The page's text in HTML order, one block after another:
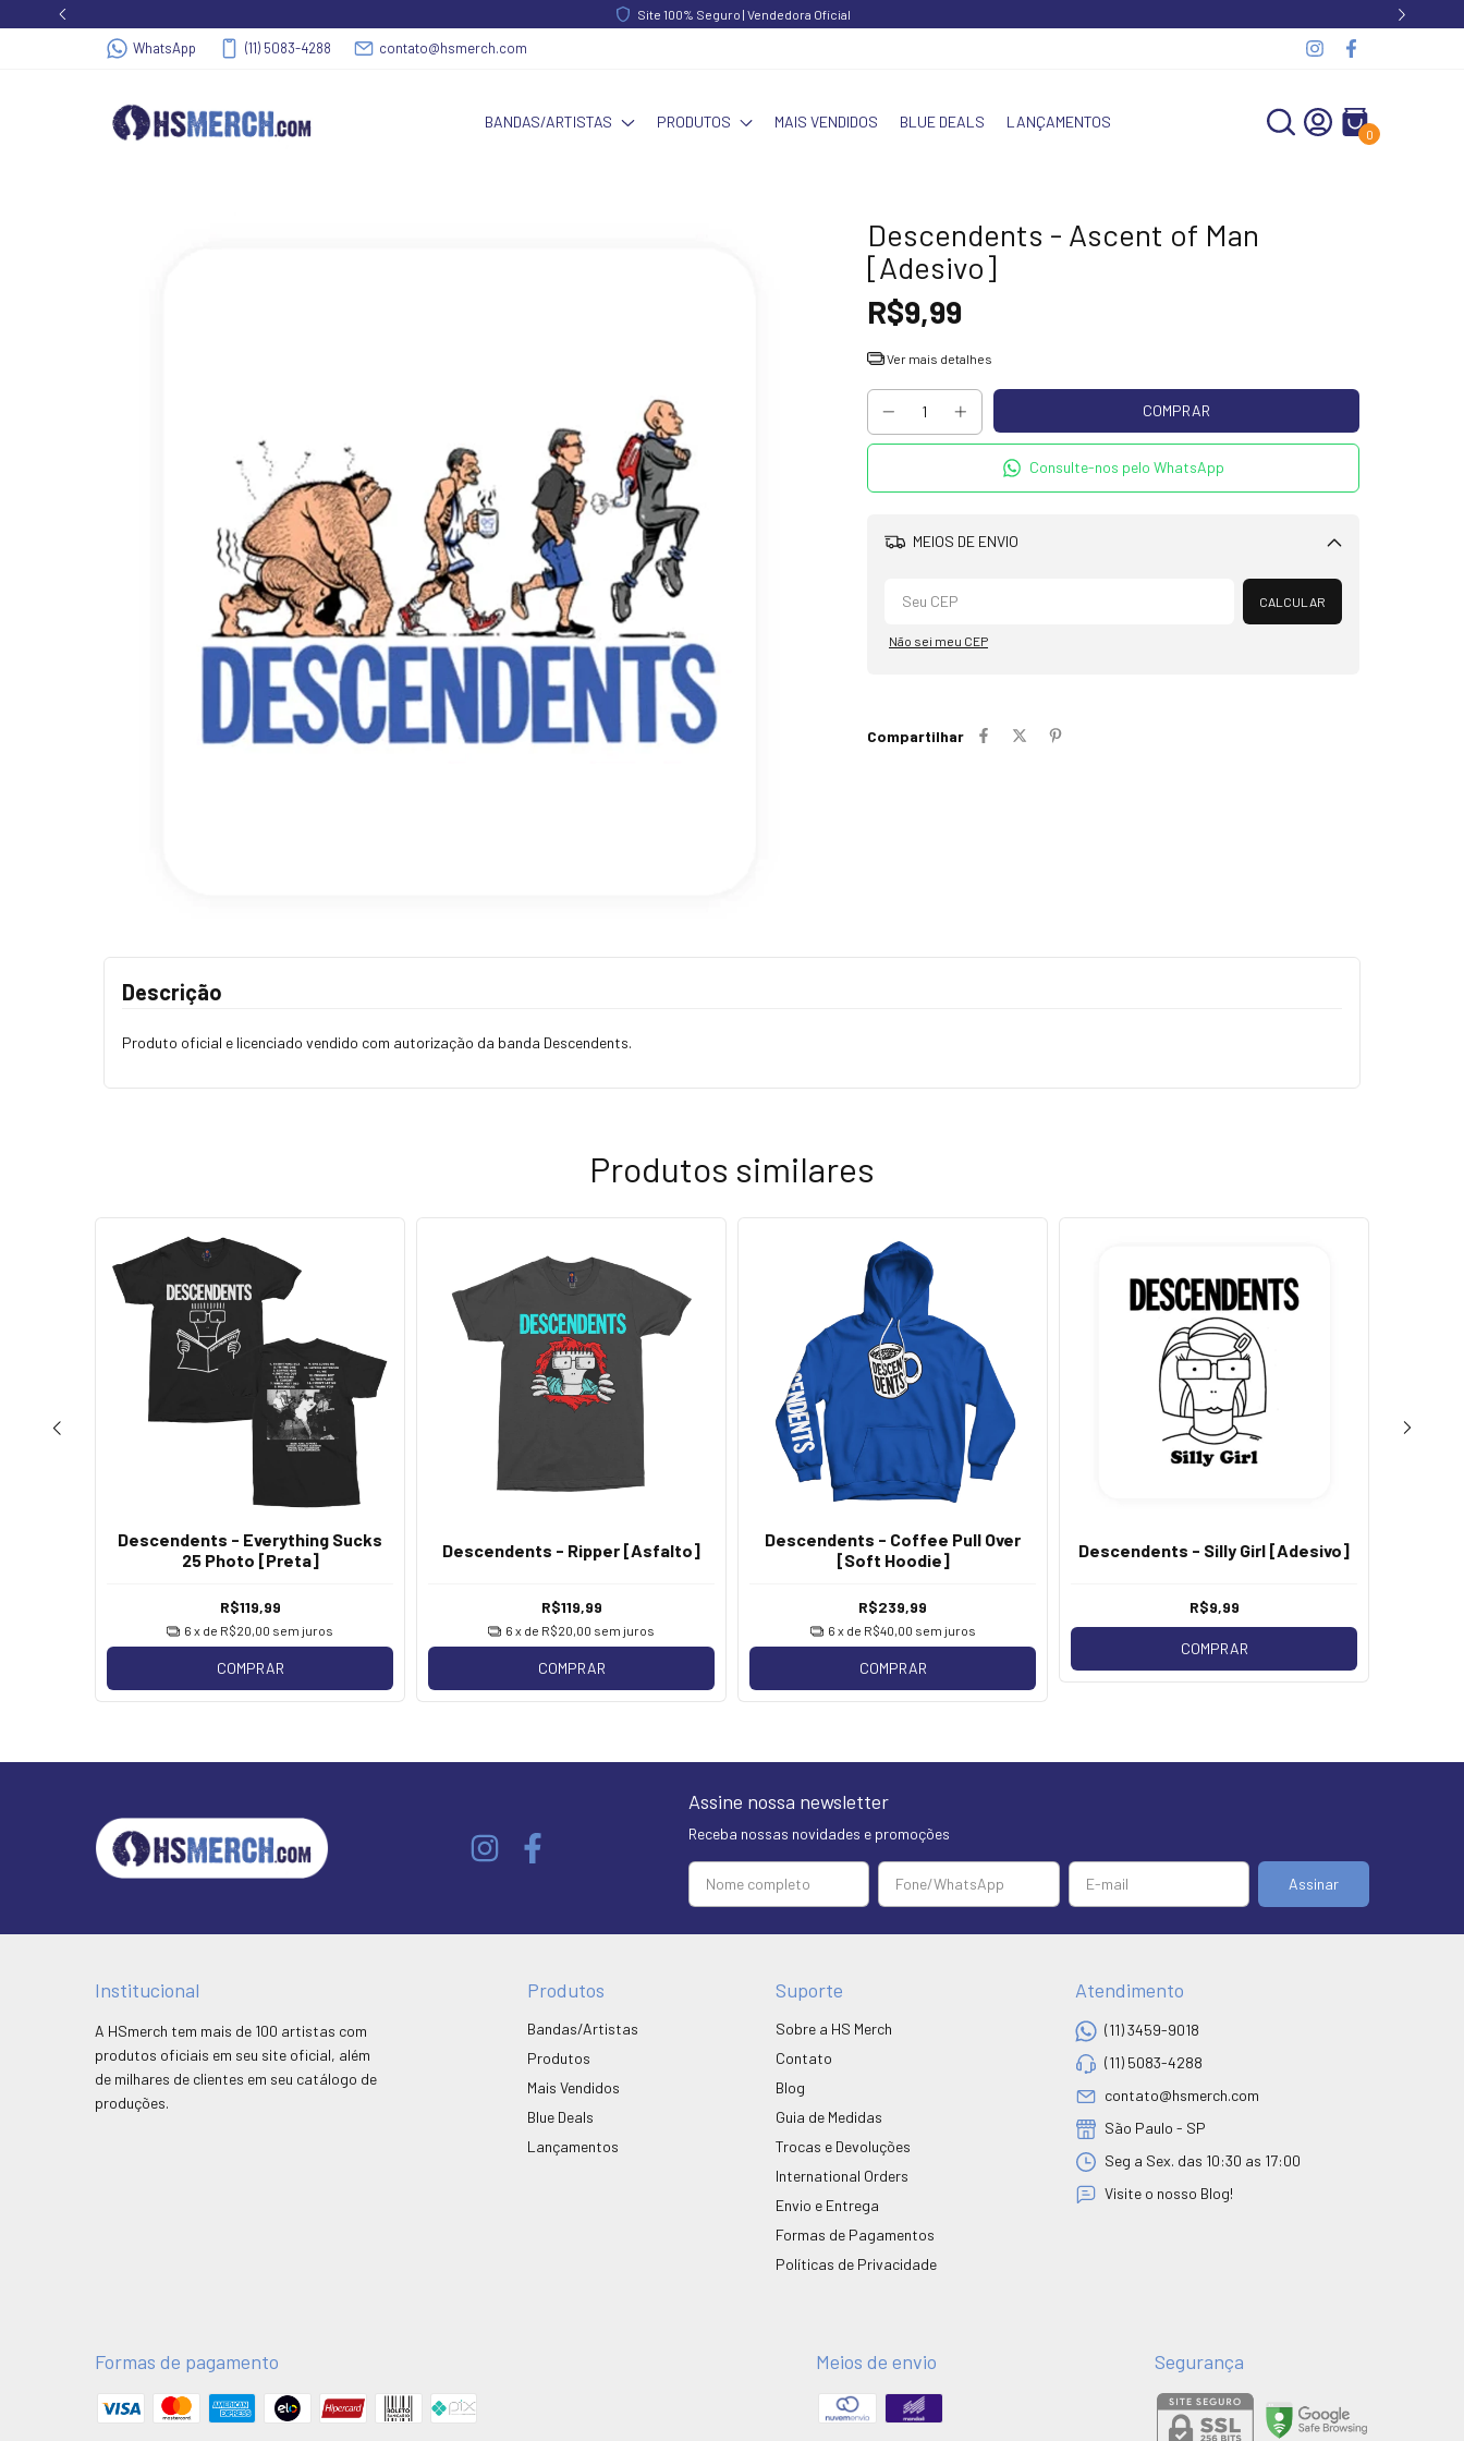
Site 100% Seguro | Vendedora Oficial
WhatsApp (11) 5083-4288 contato@hsmerch.com
BANDAS/ARTISTAS PRODUTOS MAIS VENDIDOS BLUE DEALS LANÇAMENTOS
0
Descendents - Ascent of Man
[Adesivo]
R$9,99
Ver mais detalhes
Consulte-nos pelo WhatsApp
MEIOS DE ENVIO
Alterar CEP
CALCULAR
Não sei meu CEP
Compartilhar
Descrição
Produto oficial e licenciado vendido com autorização da banda Descendents.
Produtos similares
Descendents - Everything Sucks
25 Photo [Preta]
R$119,99
6 x de R$20,00 sem juros
COMPRAR
Descendents - Ripper [Asfalto]
R$119,99
6 x de R$20,00 sem juros
COMPRAR
Descendents - Coffee Pull Over
[Soft Hoodie]
R$239,99
6 x de R$40,00 sem juros
COMPRAR
Descendents - Silly Girl [Adesivo]
R$9,99
COMPRAR
Assine nossa newsletter
Receba nossas novidades e promoções
Institucional
A HSmerch tem mais de 100 artistas com
produtos oficiais em seu site oficial, além
de milhares de clientes em seu catálogo de
produções.
Produtos
Bandas/Artistas
Produtos
Mais Vendidos
Blue Deals
Lançamentos
Suporte
Sobre a HS Merch
Contato
Blog
Guia de Medidas
Trocas e Devoluções
International Orders
Envio e Entrega
Formas de Pagamentos
Políticas de Privacidade
Atendimento
(11) 3459-9018
(11) 5083-4288
contato@hsmerch.com
São Paulo - SP
Seg a Sex. das 10:30 as 17:00
Visite o nosso Blog!
Formas de pagamento Meios de envio Segurança